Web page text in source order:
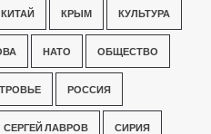
КИТАЙ КРЫМ КУЛЬТУРА
НАТО ОБЩЕСТВО
РОССИЯ
СЕРГЕЙ ЛАВРОВ СИРИЯ